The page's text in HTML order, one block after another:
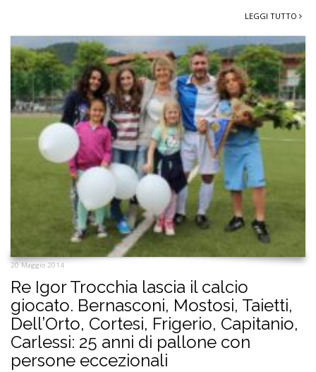
LEGGI TUTTO
20 Maggio 2014
Re Igor Trocchia lascia il calcio
giocato. Bernasconi, Mostosi, Taietti,
Dell’Orto, Cortesi, Frigerio, Capitanio,
Carlessi: 25 anni di pallone con
persone eccezionali